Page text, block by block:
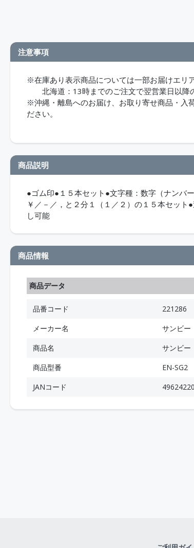
注意事項
※在庫あり表示商品については一部お届けエリ
北海道：13時までのご注文で翌営業日以降
※沖縄・離島へのお届け、お取り寄せ商品・入
ださい。
商品説明
●ゴム印●１５本セット●文字種：数字（ナンバ
￥／－／，と２分１（１／２）の１５本セッ
し可能
商品情報
商品データ
品番コード
221286
メーカー名
サンビー
商品名
サンビ
商品型番
EN-SG2
JANコード